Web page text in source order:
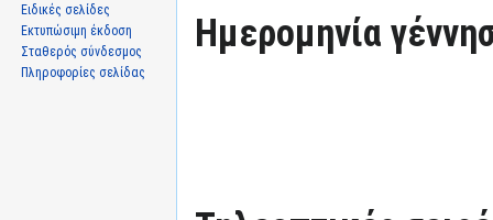
Ημερομηνία
Ειδικές σελίδες
Εκτυπώσιμη έκδοση
Σταθερός σύνδεσμος
Πληροφορίες σελίδας